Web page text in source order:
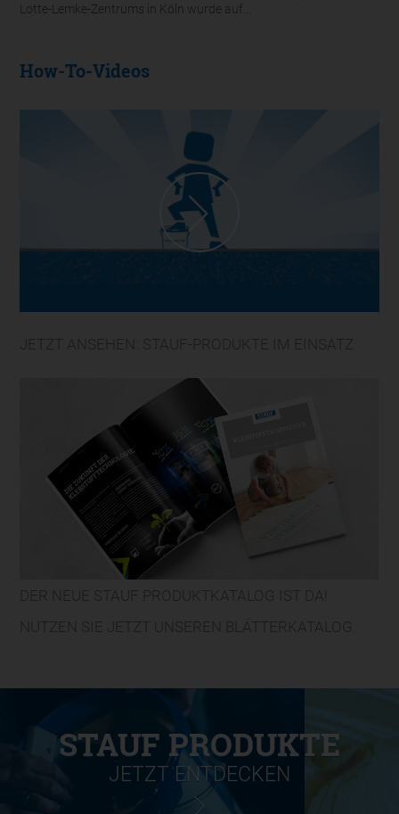
Lotte-Lemke-Zentrums in Köln wurde auf...
How-To-Videos
STAUF PRODUKTE
JETZT ENTDECKEN